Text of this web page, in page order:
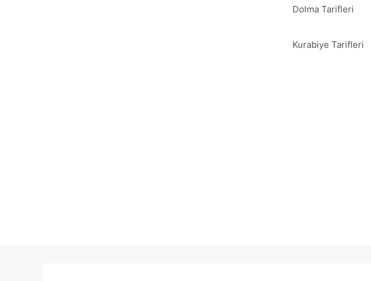
Dolma Tarifleri
Kurabiye Tarifleri